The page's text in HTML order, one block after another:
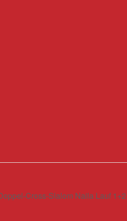
Cross-Slalom Naila Lauf 1+2